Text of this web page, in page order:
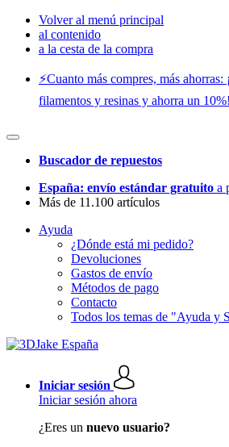
Volver al menú principal
al contenido
a la cesta de la compra
⚡️Cuanto más compres, más
filamentos y resinas y ahorra un
Buscador de repuestos
España: envío estándar gratuito a
Más de 11.100 artículos
Ayuda
¿Dónde está mi pedido?
Devoluciones
Gastos de envío
Métodos de pago
Contacto
Todos los temas de "Ayuda y
Iniciar sesión
Iniciar sesión ahora
¿Eres un nuevo usuario?